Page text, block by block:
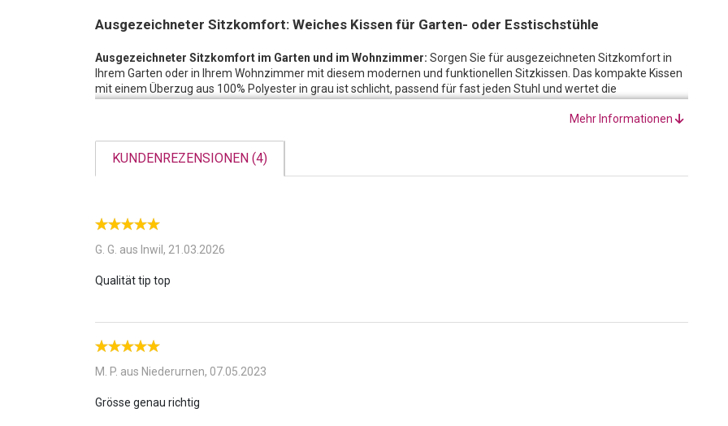
Ausgezeichneter Sitzkomfort: Weiches Kissen für Garten- oder Esstischstühle
Ausgezeichneter Sitzkomfort im Garten und im Wohnzimmer: Sorgen Sie für ausgezeichneten Sitzkomfort in
Ihrem Garten oder in Ihrem Wohnzimmer mit diesem modernen und funktionellen Sitzkissen. Das kompakte Kissen
mit einem Überzug aus 100% Polyester in grau ist schlicht, passend für fast jeden Stuhl und wertet die
Sollte mal etwas daneben gehen: Bezug einfach an der Unterseite öffnen, die Füllung
herausnehmen und den Fleck von Hand entfernen. Der Bezug sieht danach wieder wie neu aus!
Macht eine einfache Bank zum Renner:
kann durch Kissen nicht nur optisch aufgewertet werden, sie wird zudem äusserst bequem. Das Stuhlkissen ist auch
Mehr Informationen
KUNDENREZENSIONEN (4)
G. G. aus Inwil, 21.03.2026
M. P. aus Niederurnen, 07.05.2023